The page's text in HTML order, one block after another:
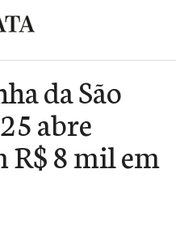
da São
abre
R$ 8 mil em